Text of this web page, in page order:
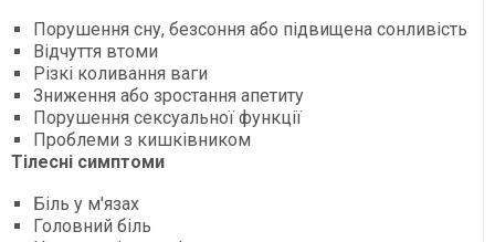
Порушення сну, безсоння або підвищена сонливість
Відчуття втоми
Різкі коливання ваги
Зниження або зростання апетиту
Порушення сексуальної функції
Проблеми з кишківником
Тілесні симптоми
Біль у м'язах
Головний біль